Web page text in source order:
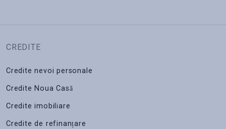
CREDITE
Credite nevoi personale
Credite Noua Casă
Credite imobiliare
Credite de refinanțare